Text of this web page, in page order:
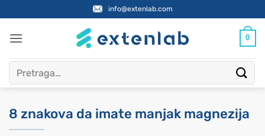
to
content
info@extenlab.com
0
Pretraži:
8 znakova da imate manjak magnezija